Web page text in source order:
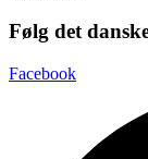
Følg det
Facebook